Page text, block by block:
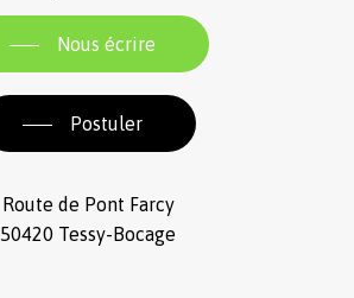
Nous écrire
Postuler
Route de Pont Farcy
50420 Tessy-Bocage